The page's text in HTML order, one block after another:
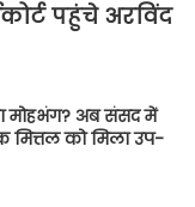
पहुंचे अरविंद
मोहभंग? अब संसद में
मित्तल को मिला उप-